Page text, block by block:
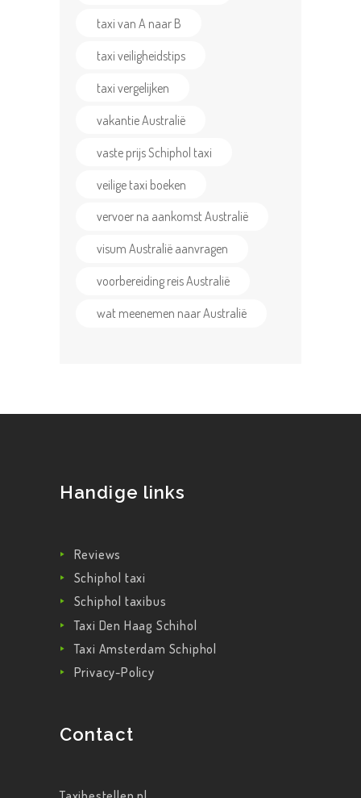
taxi van A naar B
taxi veiligheidstips
taxi vergelijken
vakantie Australië
vaste prijs Schiphol taxi
veilige taxi boeken
vervoer na aankomst Australië
visum Australië aanvragen
voorbereiding reis Australië
wat meenemen naar Australië
Handige links
Reviews
Schiphol taxi
Schiphol taxibus
Taxi Den Haag Schihol
Taxi Amsterdam Schiphol
Privacy-Policy
Contact